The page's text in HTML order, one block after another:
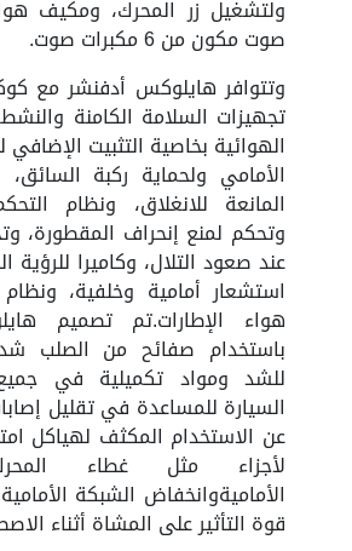
ولتشغيل زر المحرك، ومكيف
صوت مكون من 6 مكبرات صوت.
وتتوافر هايلوكس أدفنشر مع
تجهيزات السلامة الكامنة
الهوائية بخاصية التثبيت
الأمامي ولحماية ركبة السائق،
المانعة للانغلاق، ونظام
وتحكم لمنع إنحراف المقطورة،
عند صعود التلال، وكاميرا للرؤية
استشعار أمامية وخلفية،
هواء الإطارات.تم تصميم
باستخدام صفائح من الصلب
للشد ومواد تكميلية في
السيارة للمساعدة في تقليل
عن الاستخدام المكثف لهياكل
لأجزاء مثل غطاء
الأماميةوانخفاض الشبكة
قوة التأثير على المشاة أثناء